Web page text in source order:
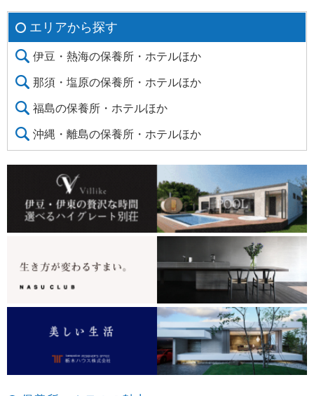
エリアから探す
伊豆・熱海の保養所・ホテルほか
那須・塩原の保養所・ホテルほか
福島の保養所・ホテルほか
沖縄・離島の保養所・ホテルほか